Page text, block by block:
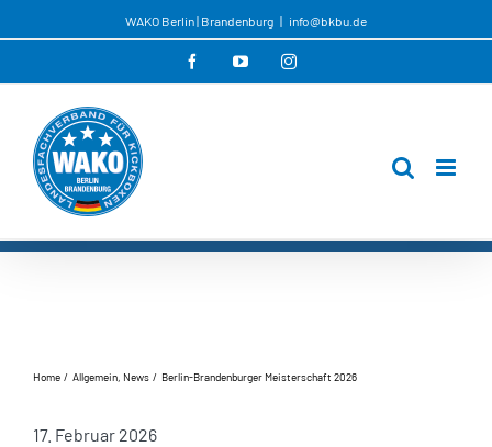
springen
WAKO Berlin | Brandenburg | info@bkbu.de
FacebookYouTubeInstagram
Home Allgemein News Berlin-Brandenburger Meisterschaft 2026
17. Februar 2026